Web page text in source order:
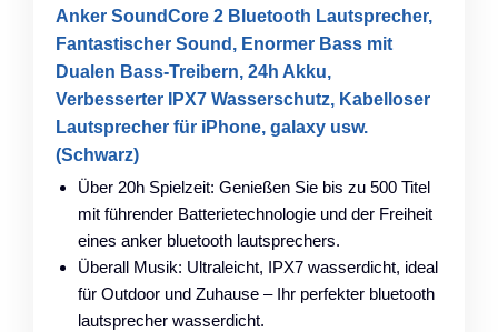
Anker SoundCore 2 Bluetooth Lautsprecher,
Fantastischer Sound, Enormer Bass mit
Dualen Bass-Treibern, 24h Akku,
Verbesserter IPX7 Wasserschutz, Kabelloser
Lautsprecher für iPhone, galaxy usw.
(Schwarz)
Über 20h Spielzeit: Genießen Sie bis zu 500 Titel
mit führender Batterietechnologie und der Freiheit
eines anker bluetooth lautsprechers.
Überall Musik: Ultraleicht, IPX7 wasserdicht, ideal
für Outdoor und Zuhause – Ihr perfekter bluetooth
lautsprecher wasserdicht.